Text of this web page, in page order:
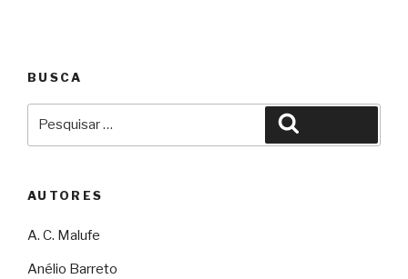
BUSCA
AUTORES
A. C. Malufe
Anélio Barreto